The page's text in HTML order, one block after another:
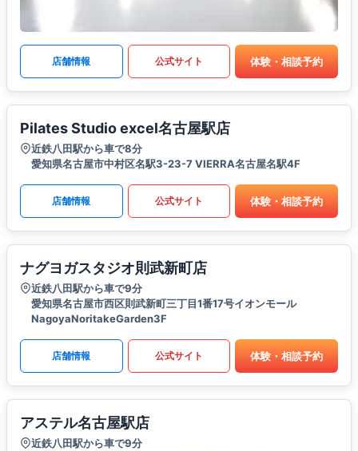
店舗情報 公式サイト 体験・相談予約
Pilates Studio excel名古屋駅店
近鉄八田駅から車で8分
愛知県名古屋市中村区名駅3-23-7 VIERRA名古屋名駅4F
店舗情報 公式サイト 体験・相談予約
ナグヨガスタジオ則武新町店
近鉄八田駅から車で9分
愛知県名古屋市西区則武新町三丁目1番17号イオンモール
NagoyaNoritakeGarden3F
店舗情報 公式サイト 体験・相談予約
アステル名古屋駅店
近鉄八田駅から車で9分